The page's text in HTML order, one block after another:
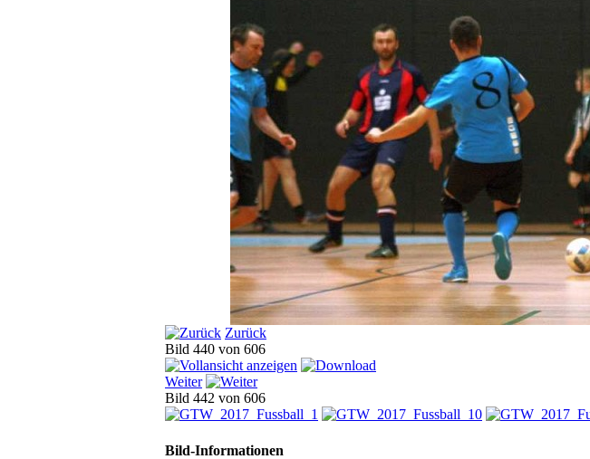
Zurück
Bild 440 von 606
Weiter
Bild 442 von 606
Bild-Informationen